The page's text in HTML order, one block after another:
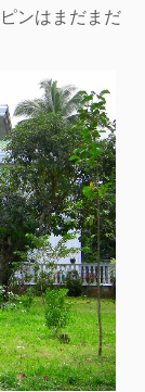
ンはまだまだ